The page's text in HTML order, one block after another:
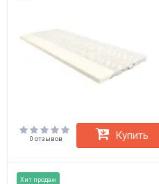
0 отзывов Купить
Хит продаж